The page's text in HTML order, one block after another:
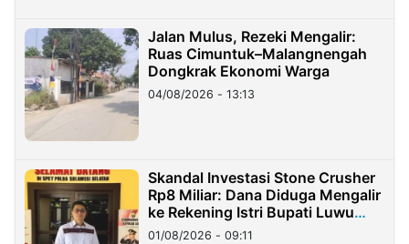
Jalan Mulus, Rezeki Mengalir:
Ruas Cimuntuk–Malangnengah
Dongkrak Ekonomi Warga
04/08/2026 - 13:13
Skandal Investasi Stone Crusher
Rp8 Miliar: Dana Diduga Mengalir
ke Rekening Istri Bupati Luwu
Timur
01/08/2026 - 09:11